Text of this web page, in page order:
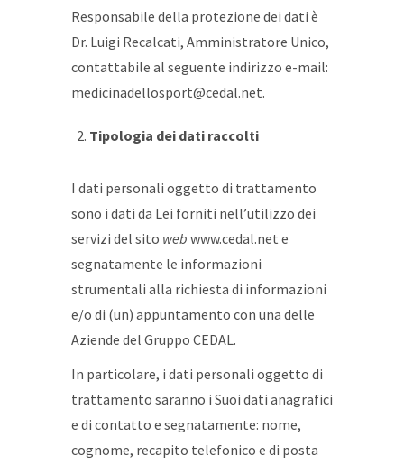
Responsabile della protezione dei dati è
Dr. Luigi Recalcati, Amministratore Unico,
contattabile al seguente indirizzo e-mail:
medicinadellosport@cedal.net.
Tipologia dei dati raccolti
I dati personali oggetto di trattamento
sono i dati da Lei forniti nell’utilizzo dei
servizi del sito web www.cedal.net e
segnatamente le informazioni
strumentali alla richiesta di informazioni
e/o di (un) appuntamento con una delle
Aziende del Gruppo CEDAL.
In particolare, i dati personali oggetto di
trattamento saranno i Suoi dati anagrafici
e di contatto e segnatamente: nome,
cognome, recapito telefonico e di posta